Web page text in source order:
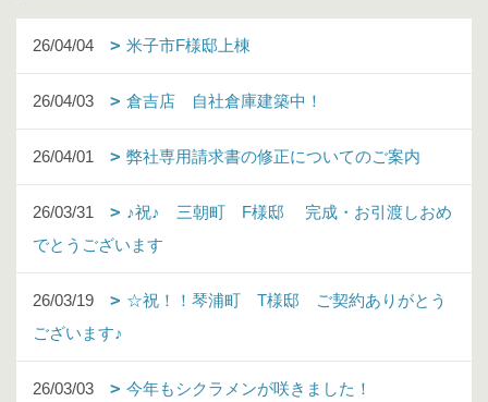
26/04/04 米子市F様邸上棟
26/04/03 倉吉店 自社倉庫建築中！
26/04/01 弊社専用請求書の修正についてのご案内
26/03/31
♪祝♪ 三朝町 F様邸 完成・お引渡しおめ
でとうございます
26/03/19
☆祝！！琴浦町 T様邸 ご契約ありがとう
ございます♪
26/03/03 今年もシクラメンが咲きました！